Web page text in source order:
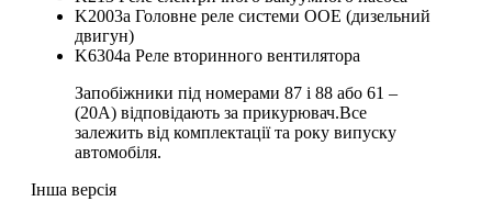
K2003a Головне реле системи OOE (дизельний
двигун)
K6304a Реле вторинного вентилятора
Запобіжники під номерами 87 і 88 або 61 –
(20A) відповідають за прикурювач.Все
залежить від комплектації та року випуску
автомобіля.
Інша версія